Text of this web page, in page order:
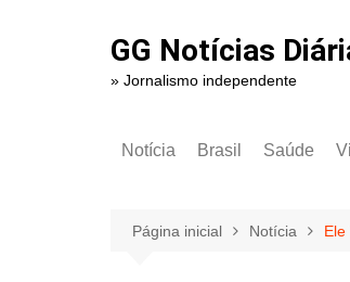
GG Notícias
» Jornalismo independente
Notícia Brasil Saúde
Página inicial Notícia